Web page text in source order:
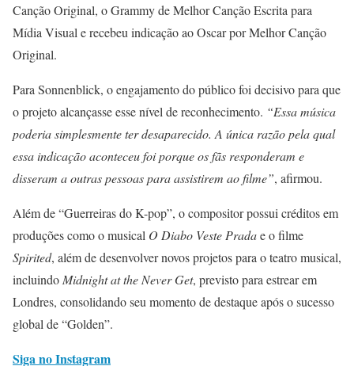
Canção Original, o Grammy de Melhor Canção Escrita para
Mídia Visual e recebeu indicação ao Oscar por Melhor Canção
Original.
Para Sonnenblick, o engajamento do público foi decisivo para que
o projeto alcançasse esse nível de reconhecimento. “Essa música
poderia simplesmente ter desaparecido. A única razão pela qual
essa indicação aconteceu foi porque os fãs responderam e
disseram a outras pessoas para assistirem ao filme”, afirmou.
Além de “Guerreiras do K-pop”, o compositor possui créditos em
produções como o musical O Diabo Veste Pradae o filme
Spirited, além de desenvolver novos projetos para o teatro musical,
incluindo Midnight at the Never Get, previsto para estrear em
Londres, consolidando seu momento de destaque após o sucesso
global de “Golden”.
Siga no Instagram